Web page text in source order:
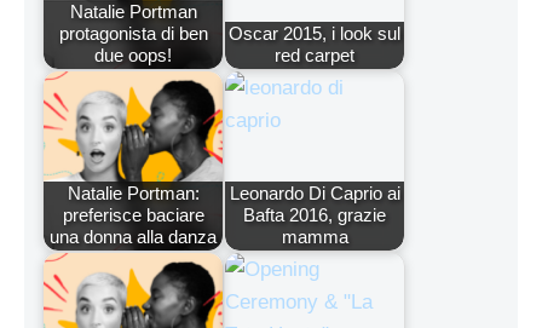
Natalie Portman
protagonista di ben
due oops!
Oscar 2015, i look sul
red carpet
Natalie Portman:
preferisce baciare
una donna alla danza
Leonardo Di Caprio ai
Bafta 2016, grazie
mamma